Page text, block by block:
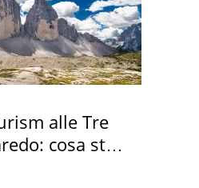
alle Tre
cosa sta